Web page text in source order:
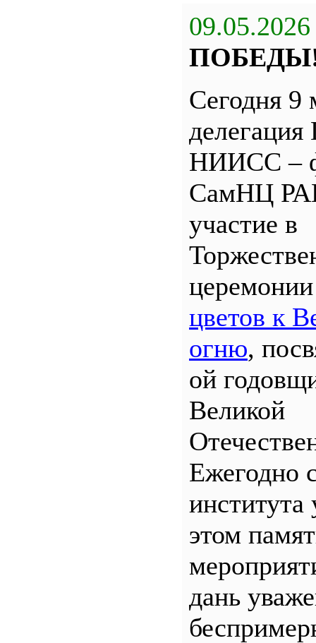
09.05.2026
Сегодня 9
НИИСС –
СамНЦ
участие в
цветов к
огню,
ой
Великой
Ежегодно
института
этом
дань